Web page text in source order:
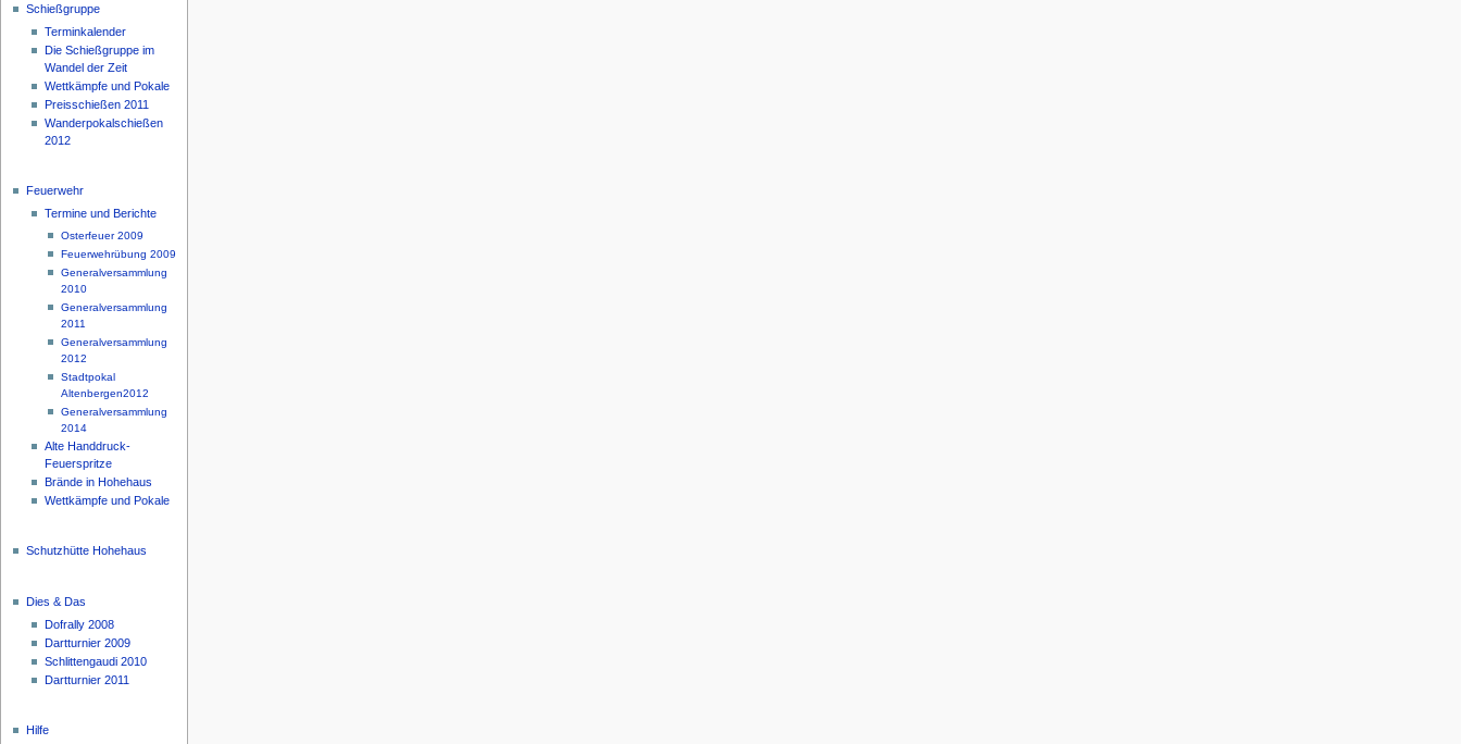
Schießgruppe
Terminkalender
Die Schießgruppe im
Wandel der Zeit
Wettkämpfe und Pokale
Preisschießen 2011
Wanderpokalschießen
2012
Feuerwehr
Termine und Berichte
Osterfeuer 2009
Feuerwehrübung 2009
Generalversammlung
2010
Generalversammlung
2011
Generalversammlung
2012
Stadtpokal
Altenbergen2012
Generalversammlung
2014
Alte Handdruck-
Feuerspritze
Brände in Hohehaus
Wettkämpfe und Pokale
Schutzhütte Hohehaus
Dies & Das
Dofrally 2008
Dartturnier 2009
Schlittengaudi 2010
Dartturnier 2011
Hilfe